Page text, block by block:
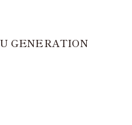
GENERATION